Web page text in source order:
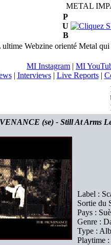
METAL
P
U
B
ultime Webzine orienté Metal
MI Instagram | MI
| Interviews| Live Reports|
(se) - Still At Arms
Label :
Sortie du
Pays :
Genre :
Type :
Playtime